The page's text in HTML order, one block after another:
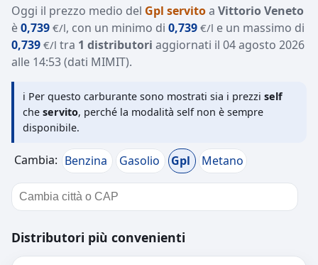
Oggi il prezzo medio del Gpl servitoa Vittorio Veneto
è0,739 €/l, con un minimo di 0,739 €/l e un massimo di
0,739 €/l tra 1 distributori aggiornati il 04 agosto 2026
alle 14:53(dati MIMIT).
ℹ️ Per questo carburante sono mostrati sia i prezzi self
che servito, perché la modalità self non è sempre
disponibile.
Cambia: Benzina Gasolio Gpl Metano
Distributori più convenienti